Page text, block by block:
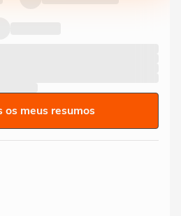
os meus resumos